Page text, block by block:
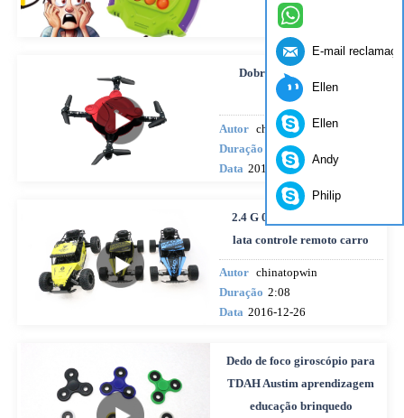
Dobrável Mini RC Selfie
zangão
Autor chinatopwin
Duração
3:30
Data 2017-03-10
2.4 G 01:18 alta velocidade
lata controle remoto carro
Autor chinatopwin
Duração 2:08
Data 2016-12-26
Dedo de foco giroscópio para
TDAH Austim aprendizagem
educação brinquedo
E-mail
Ellen
Ellen
Andy
Philip